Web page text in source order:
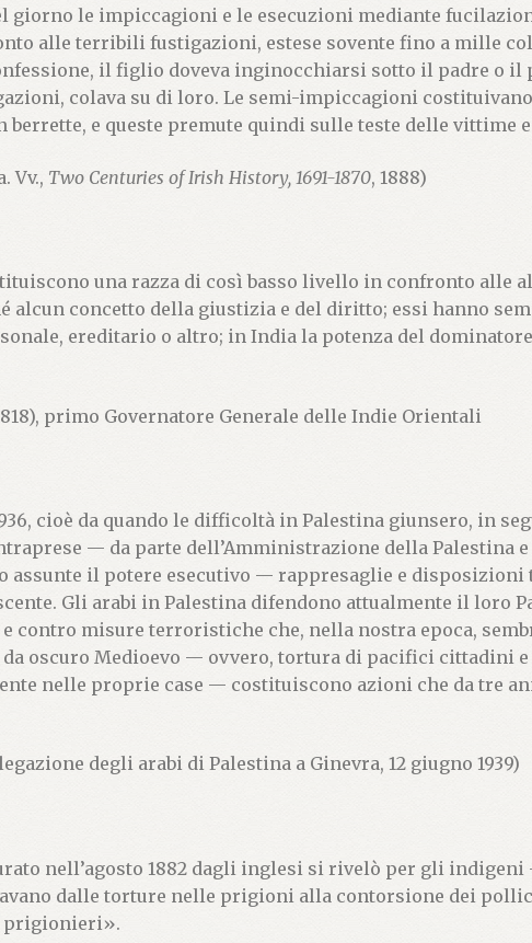
giorno le impiccagioni e le esecuzioni mediante
alle terribili fustigazioni, estese sovente fino a mille
il figlio doveva inginocchiarsi sotto il padre o
colava su di loro. Le semi-impiccagioni
berrette, e queste premute quindi sulle teste delle vittime
Vv., Two Centuries of Irish History, 1691-1870, 1888)
una razza di così basso livello in confronto alle
alcun concetto della giustizia e del diritto; essi hanno
ereditario o altro; in India la potenza del
primo Governatore Generale delle Indie Orientali
cioè da quando le difficoltà in Palestina giunsero, in
— da parte dell’Amministrazione della Palestina
assunte il potere esecutivo — rappresaglie e
Gli arabi in Palestina difendono attualmente il loro
contro misure terroristiche che, nella nostra epoca,
oscuro Medioevo — ovvero, tortura di pacifici cittadini
nelle proprie case — costituiscono azioni che da tre
degli arabi di Palestina a Ginevra, 12 giugno 1939)
nell’agosto 1882 dagli inglesi si rivelò per gli
dalle torture nelle prigioni alla contorsione dei
prigionieri».